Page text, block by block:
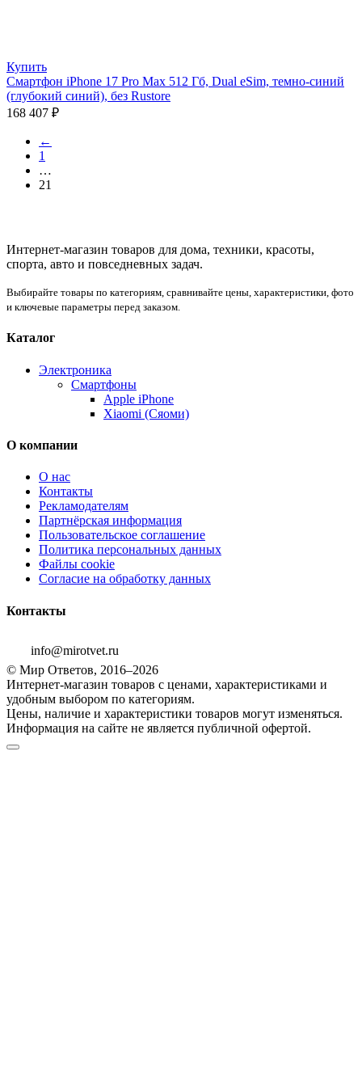
Купить
Смартфон iPhone 17 Pro Max 512 Гб, Dual eSim, темно-синий
(глубокий синий), без Rustore
168 407 ₽
←
1
…
21
Интернет-магазин товаров для дома, техники, красоты,
спорта, авто и повседневных задач.
Выбирайте товары по категориям, сравнивайте цены, характеристики, фото
и ключевые параметры перед заказом.
Каталог
Электроника
Смартфоны
Apple iPhone
Xiaomi (Сяоми)
О компании
О нас
Контакты
Рекламодателям
Партнёрская информация
Пользовательское соглашение
Политика персональных данных
Файлы cookie
Согласие на обработку данных
Контакты
info@mirotvet.ru
© Мир Ответов, 2016–2026
Интернет-магазин товаров с ценами, характеристиками и
удобным выбором по категориям.
Цены, наличие и характеристики товаров могут изменяться.
Информация на сайте не является публичной офертой.